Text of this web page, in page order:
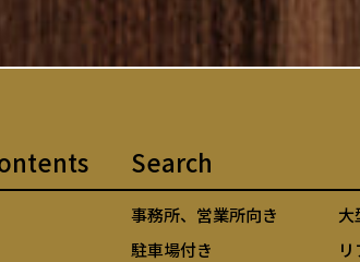
Search
事務所、営業所向き
大
駐車場付き